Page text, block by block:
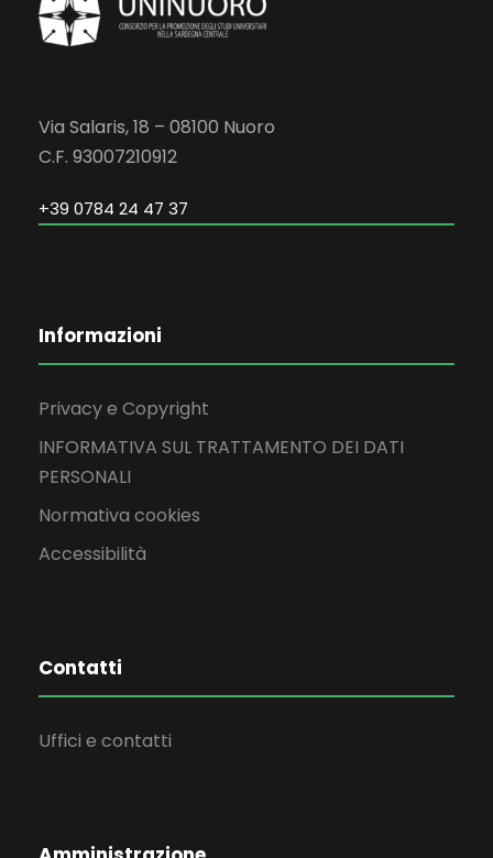
Via Salaris, 18 – 08100 Nuoro
C.F. 93007210912
+39 0784 24 47 37
Informazioni
Privacy e Copyright
INFORMATIVA SUL TRATTAMENTO DEI DATI
PERSONALI
Normativa cookies
Accessibilità
Contatti
Uffici e contatti